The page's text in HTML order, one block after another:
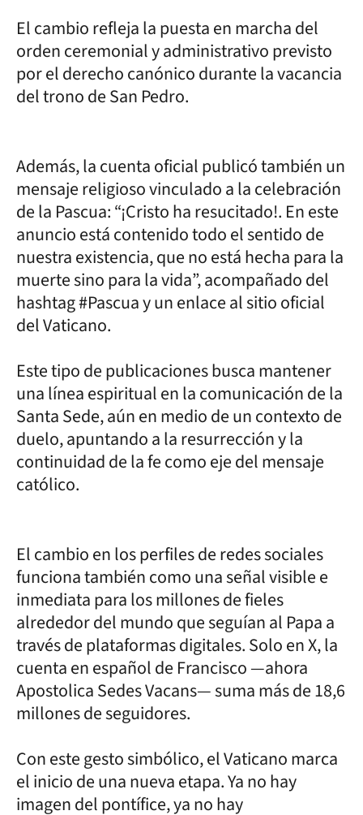
El cambio refleja la puesta en marcha del
orden ceremonial y administrativo previsto
por el derecho canónico durante la vacancia
del trono de San Pedro.
Además, la cuenta oficial publicó también un
mensaje religioso vinculado a la celebración
de la Pascua: “¡Cristo ha resucitado!. En este
anuncio está contenido todo el sentido de
nuestra existencia, que no está hecha para la
muerte sino para la vida”, acompañado del
hashtag #Pascua y un enlace al sitio oficial
del Vaticano.
Este tipo de publicaciones busca mantener
una línea espiritual en la comunicación de la
Santa Sede, aún en medio de un contexto de
duelo, apuntando a la resurrección y la
continuidad de la fe como eje del mensaje
católico.
El cambio en los perfiles de redes sociales
funciona también como una señal visible e
inmediata para los millones de fieles
alrededor del mundo que seguían al Papa a
través de plataformas digitales. Solo en X, la
cuenta en español de Francisco —ahora
Apostolica Sedes Vacans— suma más de 18,6
millones de seguidores.
Con este gesto simbólico, el Vaticano marca
el inicio de una nueva etapa. Ya no hay
imagen del pontífice, ya no hay